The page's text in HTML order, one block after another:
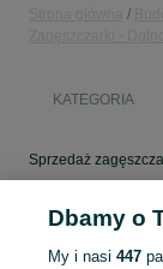
KATEGORIA
Mapa kategorii
Mapa miejscowości
Dbamy o
My i nasi447